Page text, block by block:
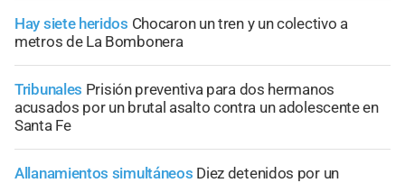
Hay siete heridos Chocaron un tren y un colectivo a
metros de La Bombonera
Tribunales Prisión preventiva para dos hermanos
acusados por un brutal asalto contra un adolescente en
Santa Fe
Allanamientos simultáneos Diez detenidos por un